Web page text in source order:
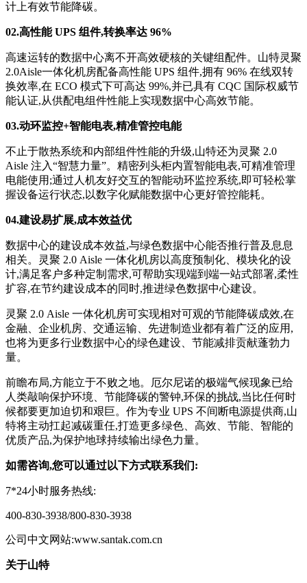
计上有效节能降碳。
02.高性能 UPS 组件,转换率达 96%
高速运转的数据中心离不开高效硬核的关键组配件。山特灵聚
2.0Aisle一体化机房配备高性能 UPS 组件,拥有 96% 在线双转
换效率,在 ECO 模式下可高达 99%,并已具有 CQC 国际权威节
能认证,从供配电组件性能上实现数据中心高效节能。
03.动环监控+智能电表,精准管控电能
不止于散热系统和内部组件性能的升级,山特还为灵聚 2.0
Aisle 注入“智慧力量”。精密列头柜内置智能电表,可精准管理
电能使用;通过人机友好交互的智能动环监控系统,即可轻松掌
握设备运行状态,以数字化赋能数据中心更好管控能耗。
04.建设易扩展,成本效益优
数据中心的建设成本效益,与绿色数据中心能否推行普及息息
相关。灵聚 2.0 Aisle 一体化机房以高度预制化、模块化的设
计,满足客户多种定制需求,可帮助实现端到端一站式部署,柔性
扩容,在节约建设成本的同时,推进绿色数据中心建设。
灵聚 2.0 Aisle 一体化机房可实现相对可观的节能降碳成效,在
金融、企业机房、交通运输、先进制造业都有着广泛的应用,
也将为更多行业数据中心的绿色建设、节能减排贡献蓬勃力
量。
前瞻布局,方能立于不败之地。厄尔尼诺的极端气候现象已给
人类敲响保护环境、节能降碳的警钟,环保的挑战,当比任何时
候都要更加迫切和艰巨。作为专业 UPS 不间断电源提供商,山
特将主动扛起减碳重任,打造更多绿色、高效、节能、智能的
优质产品,为保护地球持续输出绿色力量。
如需咨询,您可以通过以下方式联系我们:
7*24小时服务热线:
400-830-3938/800-830-3938
公司中文网站:www.santak.com.cn
关于山特